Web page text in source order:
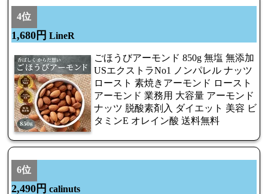
4位
1,680円 LineR
ごほうびアーモンド 850g 無塩 無添加
USエクストラNo1 ノンパレル ナッツ
ロースト 素焼きアーモンド ロースト
アーモンド 業務用 大容量 アーモンド
ナッツ 脱酸素剤入 ダイエット 美容 ビ
タミンE オレイン酸 送料無料
6位
2,490円 calinuts